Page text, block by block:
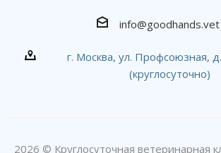
info@goodhands.vet
г. Москва, ул. Профсоюзная,
(круглосуточно)
2026 © Круглосуточная ветеринарная